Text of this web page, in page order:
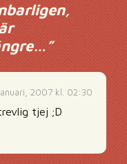
”
2007 kl. 02:30
tjej ;D